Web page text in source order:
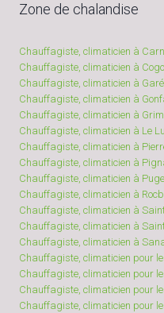
Zone de chalandise
Chauffagiste, climaticien à
Chauffagiste, climaticien à
Chauffagiste, climaticien à
Chauffagiste, climaticien à
Chauffagiste, climaticien à
Chauffagiste, climaticien à Le
Chauffagiste, climaticien à
Chauffagiste, climaticien à
Chauffagiste, climaticien à
Chauffagiste, climaticien à
Chauffagiste, climaticien à
Chauffagiste, climaticien à
Chauffagiste, climaticien à
Chauffagiste, climaticien pour
Chauffagiste, climaticien pour
Chauffagiste, climaticien pour
Chauffagiste, climaticien pour